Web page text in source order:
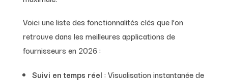
Voici une liste des fonctionnalités clés que l’on
retrouve dans les meilleures applications de
fournisseurs en 2026 :
Suivi en temps réel : Visualisation instantanée de